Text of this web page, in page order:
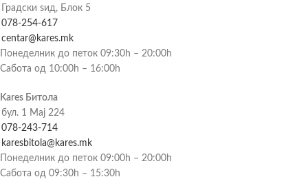
Градски ѕид, Блок 5
078-254-617
centar@kares.mk
Понеделник до петок 09:30h – 20:00h
Сабота од 10:00h – 16:00h
Kares Битола
бул. 1 Мај 224
078-243-714
karesbitola@kares.mk
Понеделник до петок 09:00h – 20:00h
Сабота од 09:30h – 15:30h